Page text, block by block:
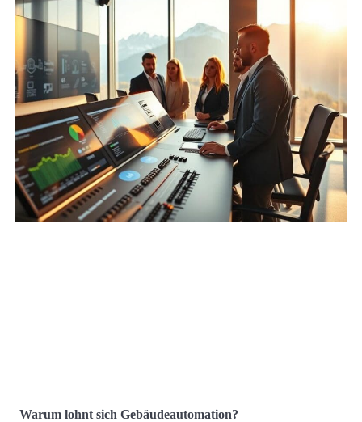
Warum lohnt sich Gebäudeautomation?